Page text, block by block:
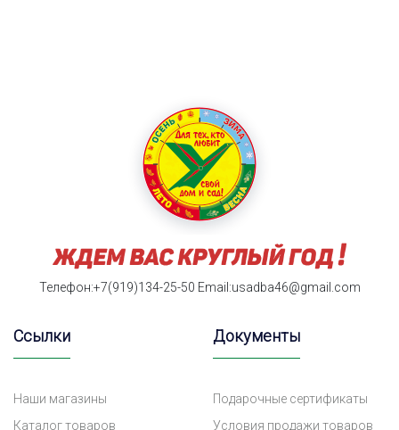
Телефон:+7(919)134-25-50 Email:usadba46@gmail.com
Ссылки
Наши магазины
Каталог товаров
Документы
Подарочные сертификаты
Условия продажи товаров